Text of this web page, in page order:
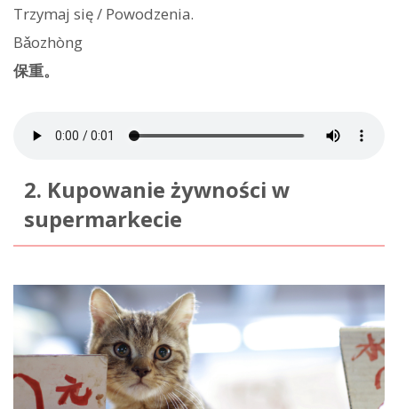
Trzymaj się / Powodzenia.
Bǎozhòng
保重。
2. Kupowanie żywności w
supermarkecie